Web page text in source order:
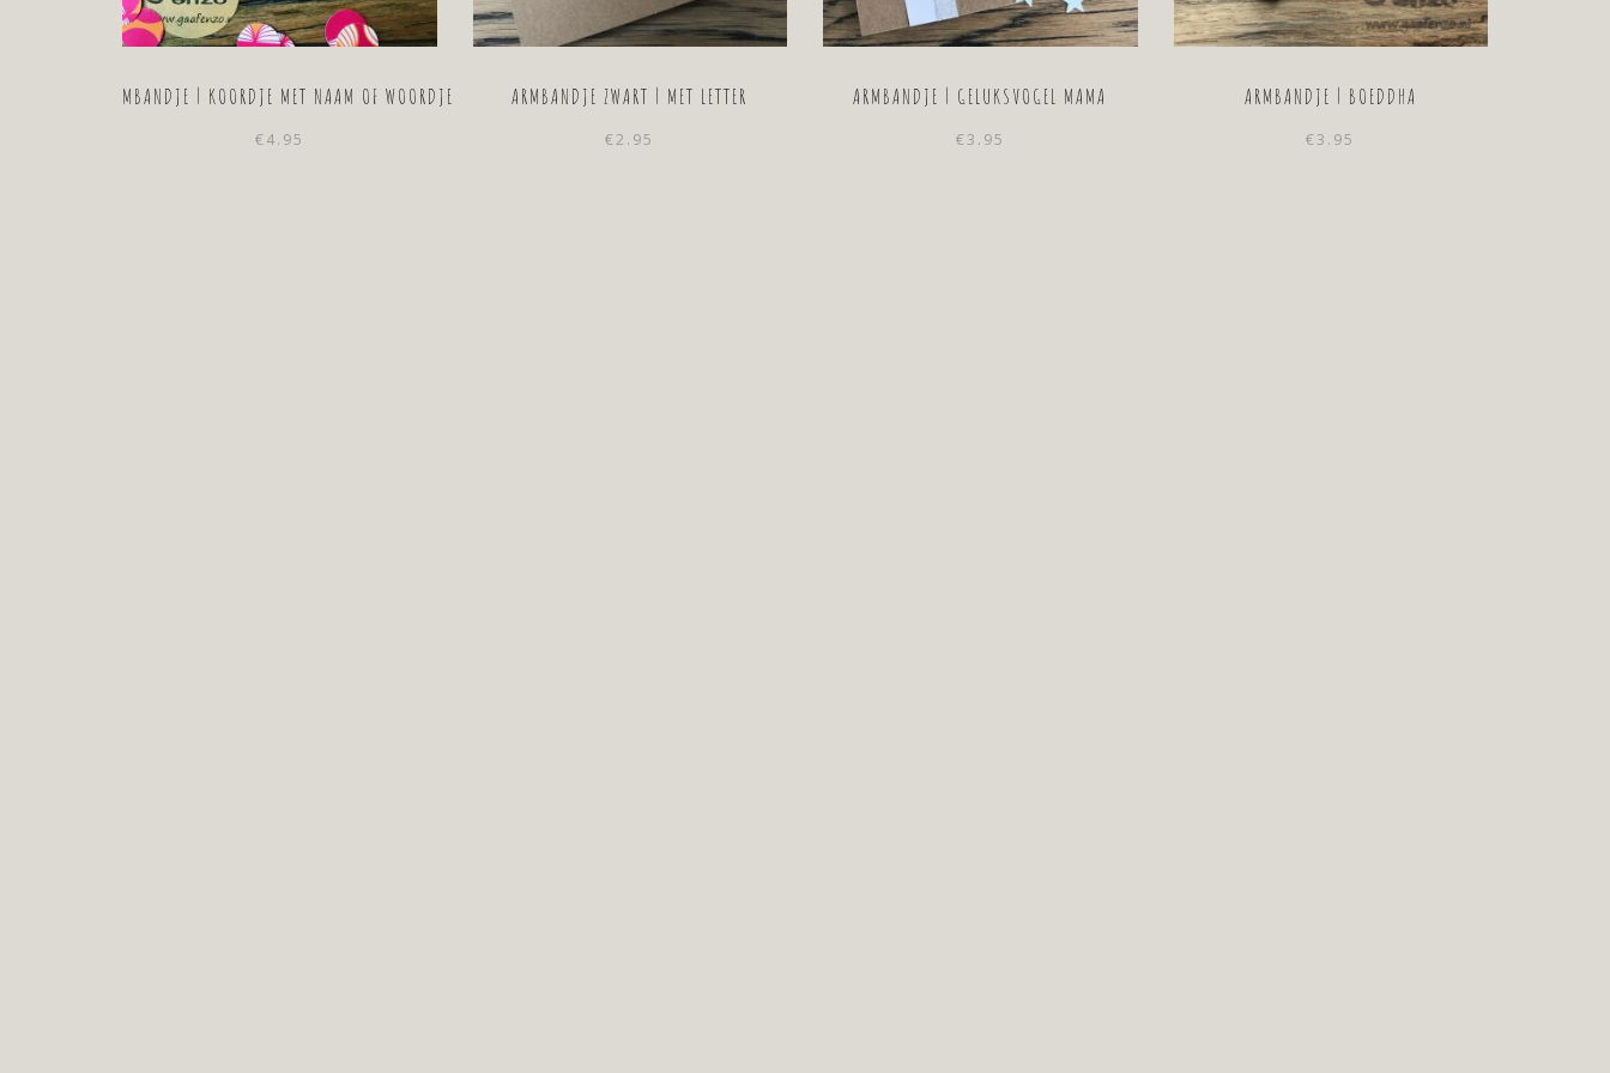
ARMBANDJE | KOORDJE MET NAAM OF WOORDJE
€ 4.95
ARMBANDJE ZWART | MET LETTER
€2.95
ARMBANDJE | GELUKSVOGEL MAMA
€3.95
ARMBANDJE | BOEDDHA
€3.95